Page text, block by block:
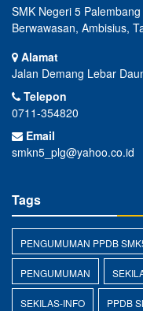
SMK Negeri 5
Berwawasan, Ambisius,
Alamat
Jalan Demang Lebar
Telepon
0711-354820
Email
smkn5_plg@yahoo.co.id
Tags
PENGUMUMAN PPDB
PENGUMUMAN
SEKILAS-INFO PPDB